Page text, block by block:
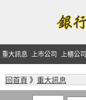
重大訊息 上市公司 上櫃公司
回首頁 》 重大訊息